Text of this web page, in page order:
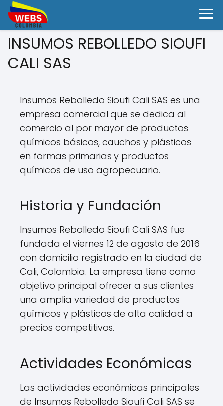
INSUMOS REBOLLEDO SIOUFI
CALI SAS
Insumos Rebolledo Sioufi Cali SAS es una
empresa comercial que se dedica al
comercio al por mayor de productos
químicos básicos, cauchos y plásticos
en formas primarias y productos
químicos de uso agropecuario.
Historia y Fundación
Insumos Rebolledo Sioufi Cali SAS fue
fundada el viernes 12 de agosto de 2016
con domicilio registrado en la ciudad de
Cali, Colombia. La empresa tiene como
objetivo principal ofrecer a sus clientes
una amplia variedad de productos
químicos y plásticos de alta calidad a
precios competitivos.
Actividades Económicas
Las actividades económicas principales
de Insumos Rebolledo Sioufi Cali SAS se